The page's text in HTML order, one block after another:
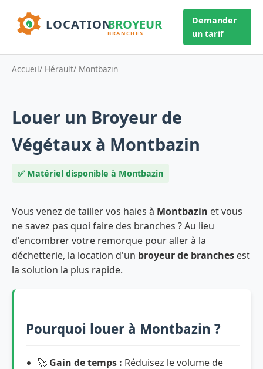
Demander
un tarif
Accueil/ Hérault/ Montbazin
Louer un Broyeur de
Végétaux à Montbazin
✅ Matériel disponible à Montbazin
Vous venez de tailler vos haies à Montbazin et vous
ne savez pas quoi faire des branches ? Au lieu
d'encombrer votre remorque pour aller à la
déchetterie, la location d'un broyeur de branches est
la solution la plus rapide.
Pourquoi louer à Montbazin ?
🚀 Gain de temps : Réduisez le volume de